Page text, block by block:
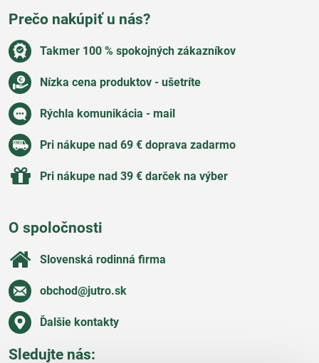
Prečo nakúpiť u nás?
Takmer 100 % spokojných zákazníkov
Nízka cena produktov - ušetríte
Rýchla komunikácia - mail
Pri nákupe nad 69 € doprava zadarmo
Pri nákupe nad 39 € darček na výber
O spoločnosti
Slovenská rodinná firma
obchod​@jutro​.sk
Ďalšie kontakty
Sledujte nás: